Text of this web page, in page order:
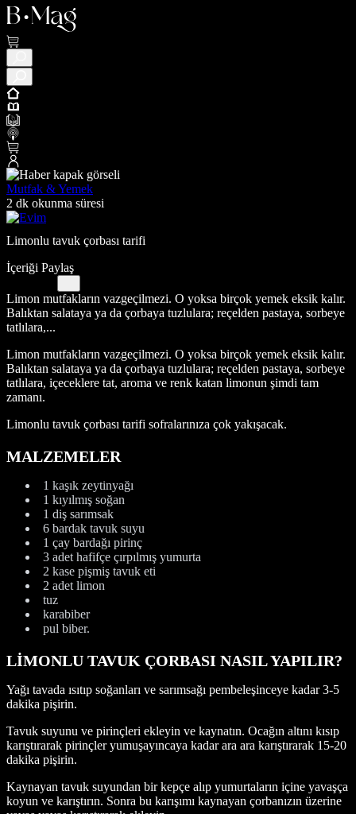
Mutfak & Yemek
2 dk okunma süresi
Limonlu tavuk çorbası tarifi
İçeriği Paylaş
Limon mutfakların vazgeçilmezi. O yoksa birçok yemek eksik kalır.
Balıktan salataya ya da çorbaya tuzlulara; reçelden pastaya, sorbeye
tatlılara,...
Limon mutfakların vazgeçilmezi. O yoksa birçok yemek eksik kalır.
Balıktan salataya ya da çorbaya tuzlulara; reçelden pastaya, sorbeye
tatlılara, içeceklere tat, aroma ve renk katan limonun şimdi tam
zamanı.
Limonlu tavuk çorbası tarifi sofralarınıza çok yakışacak.
MALZEMELER
1 kaşık zeytinyağı
1 kıyılmış soğan
1 diş sarımsak
6 bardak tavuk suyu
1 çay bardağı pirinç
3 adet hafifçe çırpılmış yumurta
2 kase pişmiş tavuk eti
2 adet limon
tuz
karabiber
pul biber.
LİMONLU TAVUK ÇORBASI NASIL YAPILIR?
Yağı tavada ısıtıp soğanları ve sarımsağı pembeleşinceye kadar 3-5
dakika pişirin.
Tavuk suyunu ve pirinçleri ekleyin ve kaynatın. Ocağın altını kısıp
karıştırarak pirinçler yumuşayıncaya kadar ara ara karıştırarak 15-20
dakika pişirin.
Kaynayan tavuk suyundan bir kepçe alıp yumurtaların içine yavaşça
koyun ve karıştırın. Sonra bu karışımı kaynayan çorbanızın üzerine